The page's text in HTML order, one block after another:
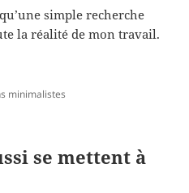
simple recherche
la réalité de mon travail.
minimalistes
se mettent à